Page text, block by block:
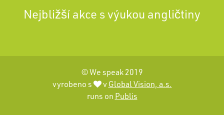
Nejbližší akce s výukou angličtiny
© We speak 2019
vyrobeno s
v Global Vision, a.s.
runs on Publis